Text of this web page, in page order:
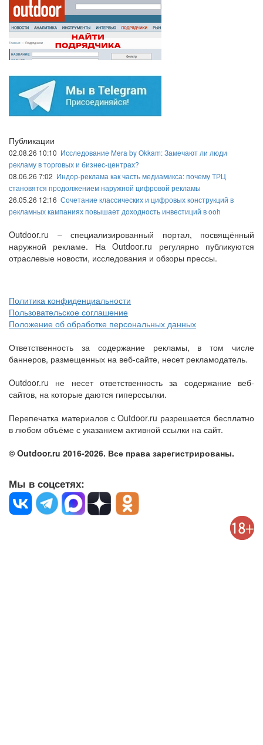
Публикации
02.08.26 10:10 Исследование Mera by Okkam: Замечают ли люди
рекламу в торговых и бизнес-центрах?
08.06.26 7:02 Индор-реклама как часть медиамикса: почему ТРЦ
становятся продолжением наружной цифровой рекламы
26.05.26 12:16 Сочетание классических и цифровых конструкций в
рекламных кампаниях повышает доходность инвестиций в ooh
Outdoor.ru – специализированный портал, посвящённый
наружной рекламе. На Outdoor.ru регулярно публикуются
отраслевые новости, исследования и обзоры прессы.
Политика конфиденциальности
Пользовательское соглашение
Положение об обработке персональных данных
Ответственность за содержание рекламы, в том числе
баннеров, размещенных на веб-сайте, несет рекламодатель.
Outdoor.ru не несет ответственность за содержание веб-
сайтов, на которые даются гиперссылки.
Перепечатка материалов с Outdoor.ru разрешается бесплатно
в любом объёме с указанием активной ссылки на сайт.
© Outdoor.ru 2016-2026. Все права зарегистрированы.
Мы в соцсетях: